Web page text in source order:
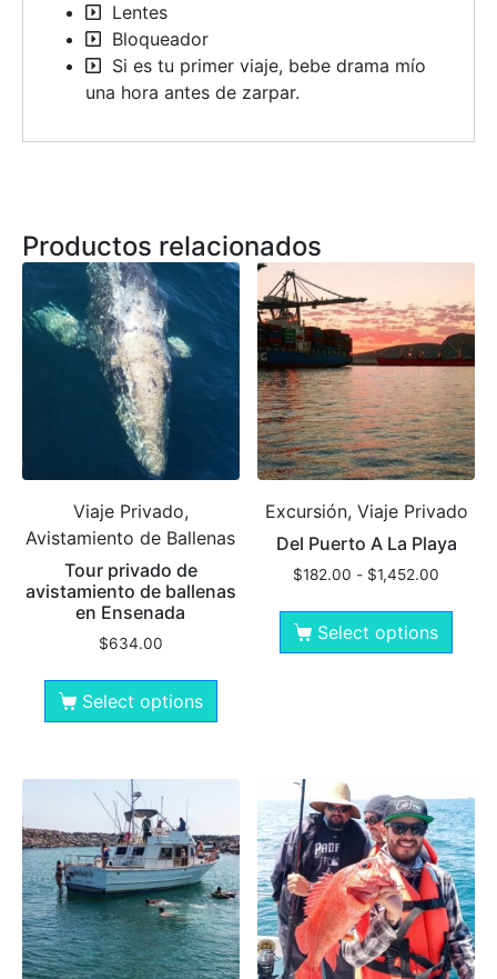
Lentes
Bloqueador
Si es tu primer viaje, bebe drama mío
una hora antes de zarpar.
Productos relacionados
Viaje Privado,
Avistamiento de Ballenas
Tour privado de
avistamiento de ballenas
en Ensenada
$634.00
Select options
Excursión, Viaje Privado
Del Puerto A La Playa
$182.00 - $1,452.00
Select options